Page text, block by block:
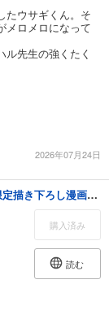
たウサギくん。そ
メロメロになって
先生の強くたく
2026年07月24日
ツンにゃん虎徹くんの憂鬱【電子限定描き下ろし漫画付き】
購入済み
読む